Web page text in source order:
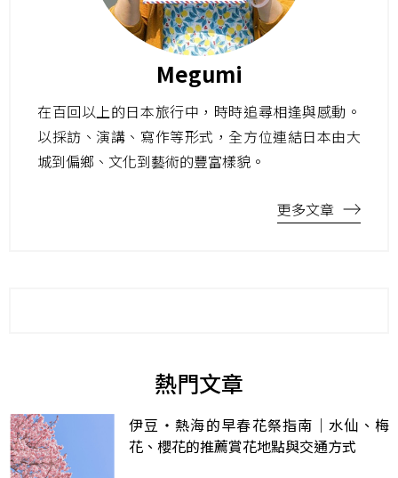
Megumi
在百回以上的日本旅行中，時時追尋相逢與感動。
以採訪、演講、寫作等形式，全方位連結日本由大
城到偏鄉、文化到藝術的豐富樣貌。
更多文章
熱門文章
伊豆・熱海的早春花祭指南｜水仙、梅
花、櫻花的推薦賞花地點與交通方式